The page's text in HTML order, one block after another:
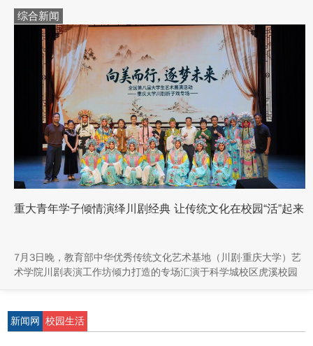
多地实地走访，深入了解国家在丝路文明传承、世界文化遗产保
护、西北地质生态治理等方面的建设成就与发展路径。
综合新闻
重大青年学子倾情演绎川剧经典 让传统文化在校园“活”起来
7月3日晚，教育部中华优秀传统文化艺术基地（川剧·重庆大学）艺
术学院川剧表演工作坊倾力打造的专场汇演于科学城校区虎溪校园
新闻网
校园生活